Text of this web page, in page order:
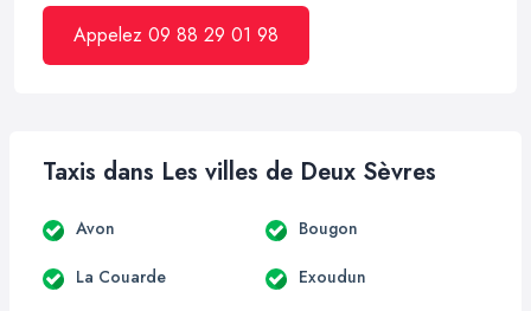
Appelez 09 88 29 01 98
Taxis dans Les villes de Deux Sèvres
Avon Bougon
La Couarde Exoudun